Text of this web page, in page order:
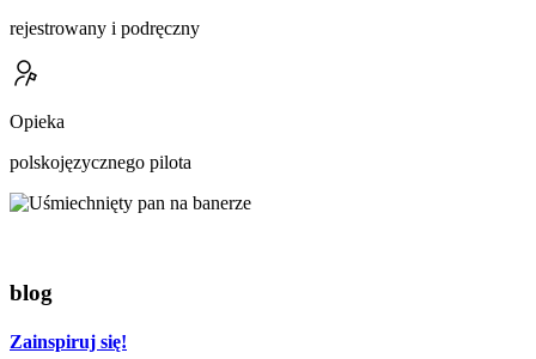
rejestrowany i podręczny
Opieka
polskojęzycznego pilota
blog
Zainspiruj się!